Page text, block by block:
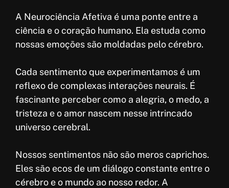
A Neurociência Afetiva é uma ponte entre a
ciência e o coração humano. Ela estuda como
nossas emoções são moldadas pelo cérebro.
Cada sentimento que experimentamos é um
reflexo de complexas interações neurais. É
fascinante perceber como a alegria, o medo, a
tristeza e o amor nascem nesse intrincado
universo cerebral.
Nossos sentimentos não são meros caprichos.
Eles são ecos de um diálogo constante entre o
cérebro e o mundo ao nosso redor. A